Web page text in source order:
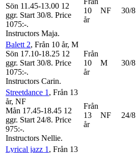
Sön 11.45-13.00 12
ggr. Start 30/8. Price
1075:-.
Instructors Maja.
10
år
NF 30/8
Balett 2, Från 10 år, M
Sön 17.10-18.25 12
ggr. Start 30/8. Price
1075:-.
Instructors Carin.
Från
10
år
M 30/8
Streetdance 1 , Från 13
år, NF
Mån 17.45-18.45 12
ggr. Start 24/8. Price
975:-.
Instructors Nellie.
Från
13
år
NF 24/8
Lyrical jazz 1 , Från 13